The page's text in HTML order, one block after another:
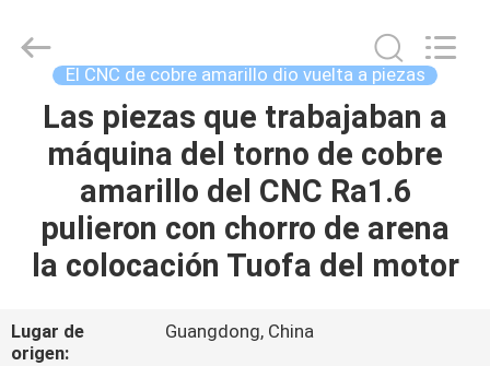
CASA.
PRODUCTOS
NOSOTROS
Tuofa
Technology
Reserved.
El CNC de cobre amarillo dio vuelta a piezas
Las piezas que trabajaban a
máquina del torno de cobre
amarillo del CNC Ra1.6
pulieron con chorro de arena
la colocación Tuofa del motor
Lugar de
origen:
Guangdong, China